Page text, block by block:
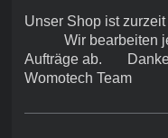
Unser Shop ist
Wir bearbeiten
Aufträge ab.
Womotech Team